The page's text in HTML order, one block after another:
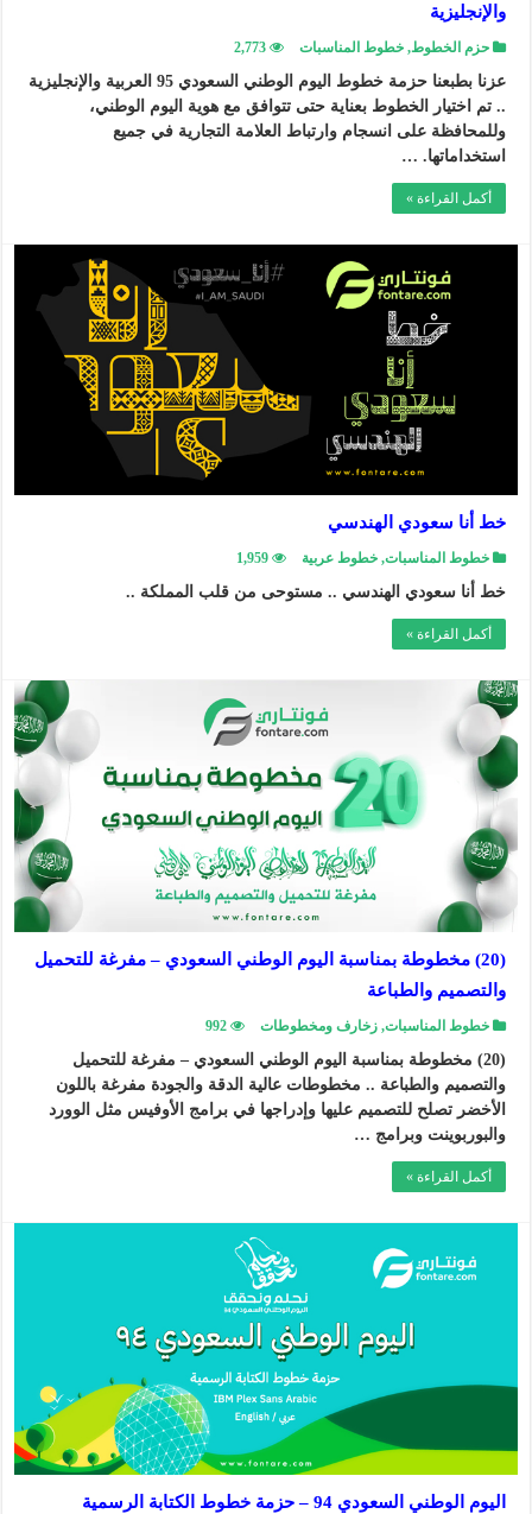
والإنجليزية
حزم الخطوط,خطوط المناسبات 2,773
عزنا بطبعنا حزمة خطوط اليوم الوطني السعودي 95 العربية والإنجليزية
.. تم اختيار الخطوط بعناية حتى تتوافق مع هوية اليوم الوطني،
وللمحافظة على انسجام وارتباط العلامة التجارية في جميع
استخداماتها. …
أكمل القراءة »
خط أنا سعودي الهندسي
خطوط المناسبات,خطوط عربية 1,959
خط أنا سعودي الهندسي .. مستوحى من قلب المملكة ..
أكمل القراءة »
(20) مخطوطة بمناسبة اليوم الوطني السعودي – مفرغة للتحميل
والتصميم والطباعة
خطوط المناسبات,زخارف ومخطوطات 992
(20) مخطوطة بمناسبة اليوم الوطني السعودي – مفرغة للتحميل
والتصميم والطباعة .. مخطوطات عالية الدقة والجودة مفرغة باللون
الأخضر تصلح للتصميم عليها وإدراجها في برامج الأوفيس مثل الوورد
والبوربوينت وبرامج …
أكمل القراءة »
اليوم الوطني السعودي 94 – حزمة خطوط الكتابة الرسمية